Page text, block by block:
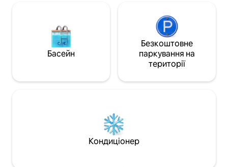
Басейн
Безкоштовне
паркування на
території
Кондиціонер